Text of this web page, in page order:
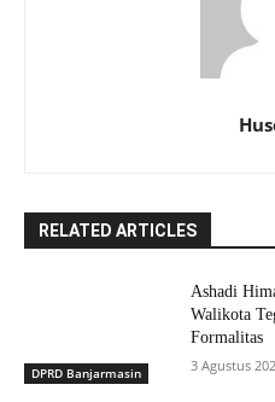
RELATED ARTICLES
DPRD Banjarmasin
Ashadi
Walikota
Formalitas
3 Agustus